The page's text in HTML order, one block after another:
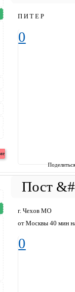
П И Т Е Р
0
г. Чехов МО
от Москвы 40 мин
0